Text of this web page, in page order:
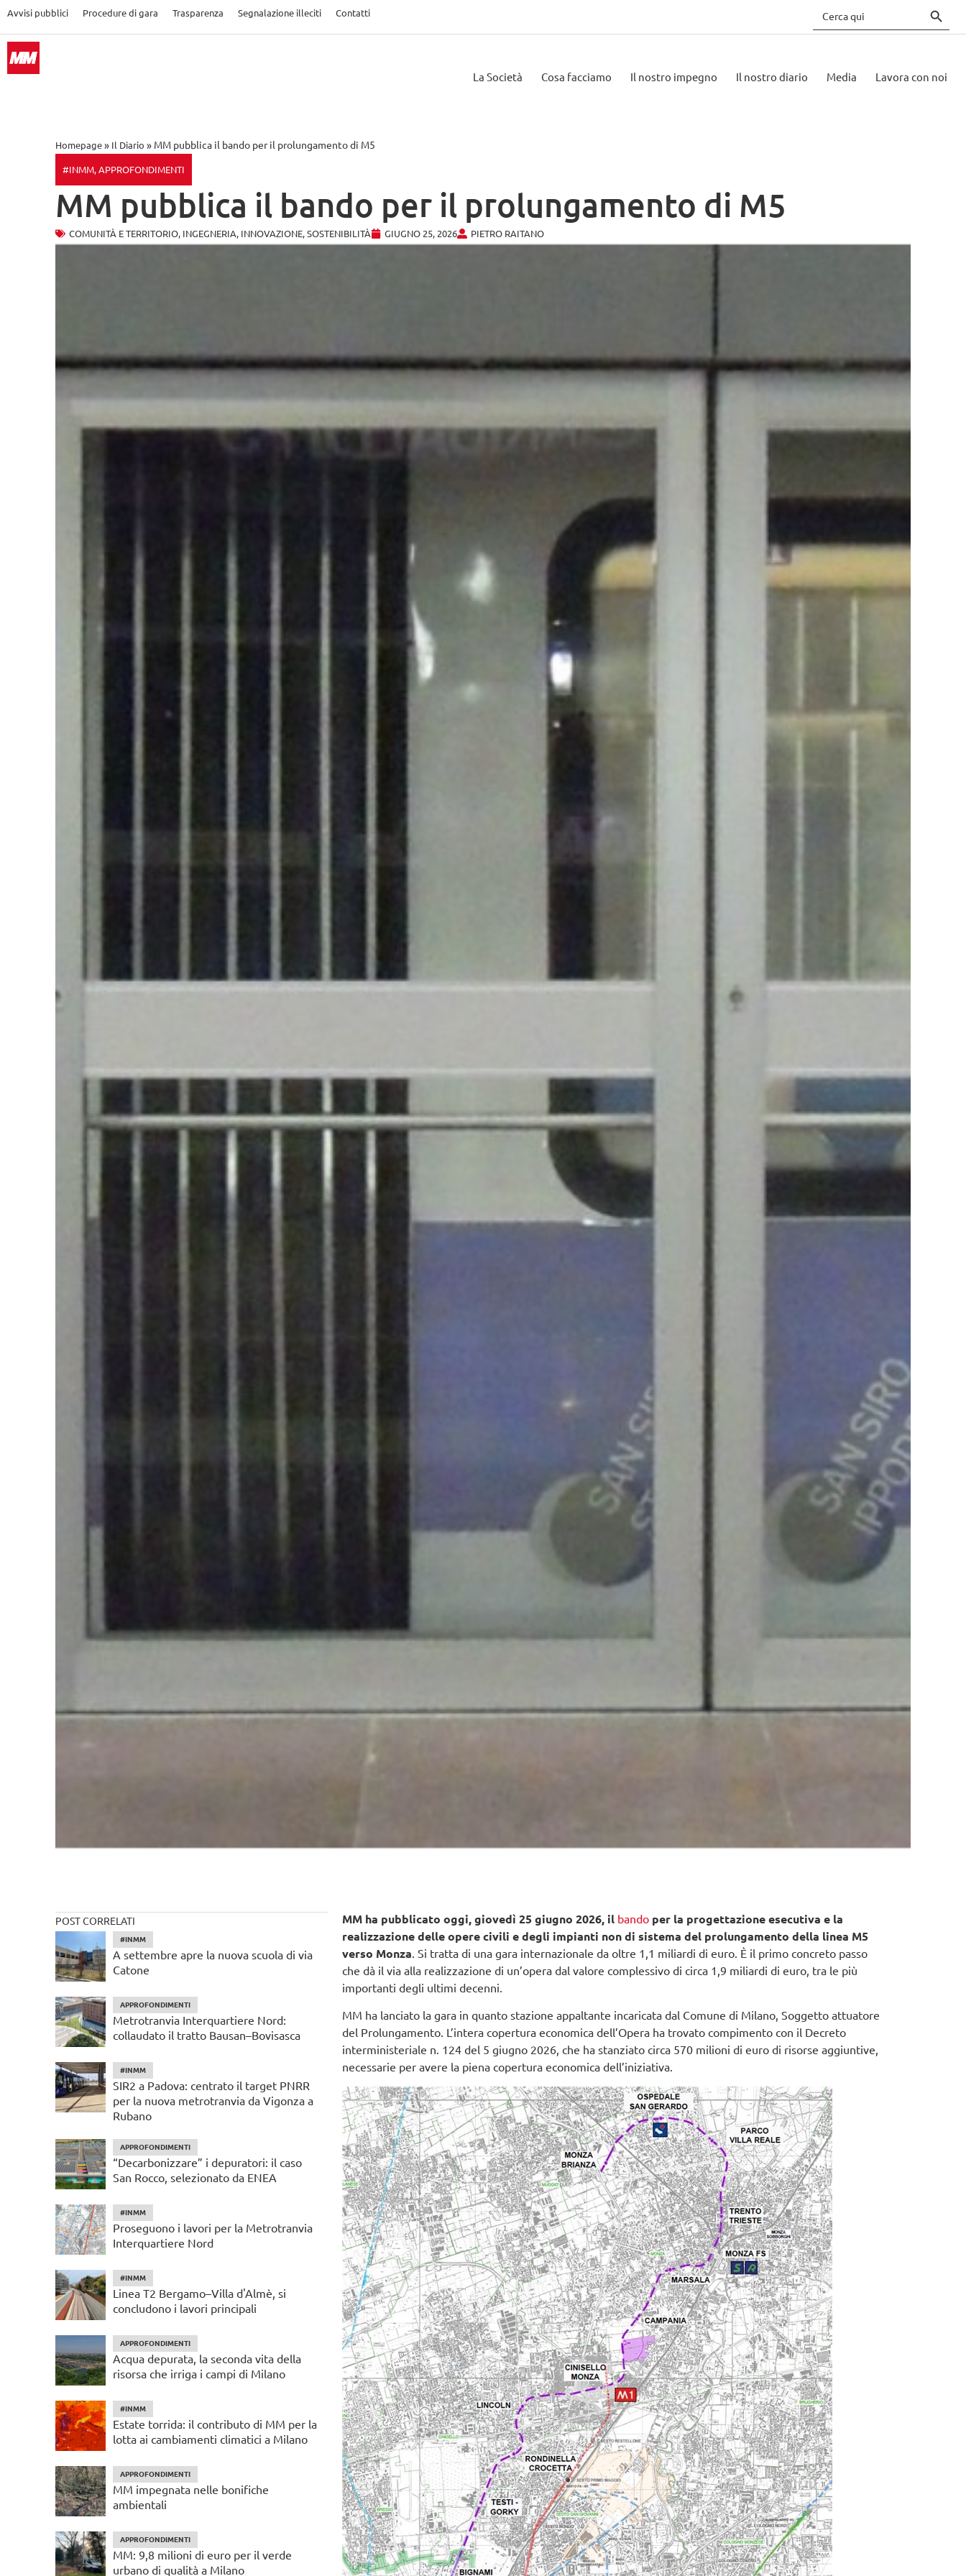
Avvisi pubblici Procedure di gara Trasparenza Segnalazione illeciti Contatti
for:
La Società Cosa facciamo Il nostro impegno Il nostro diario Media Lavora con noi
Homepage » Il Diario » MM pubblica il bando per il prolungamento di M5
#INMM,APPROFONDIMENTI
MM pubblica il bando per il prolungamento di M5
COMUNITÀ E TERRITORIO, INGEGNERIA, INNOVAZIONE,SOSTENIBILITÀ GIUGNO 25, 2026 PIETRO RAITANO
POST CORRELATI
#INMM
A settembre apre la nuova scuola di via
Catone
APPROFONDIMENTI
Metrotranvia Interquartiere Nord:
collaudato il tratto Bausan–Bovisasca
#INMM
SIR2 a Padova: centrato il target PNRR
per la nuova metrotranvia da Vigonza a
Rubano
APPROFONDIMENTI
“Decarbonizzare” i depuratori: il caso
San Rocco, selezionato da ENEA
#INMM
Proseguono i lavori per la Metrotranvia
Interquartiere Nord
#INMM
Linea T2 Bergamo–Villa d'Almè, si
concludono i lavori principali
APPROFONDIMENTI
Acqua depurata, la seconda vita della
risorsa che irriga i campi di Milano
#INMM
Estate torrida: il contributo di MM per la
lotta ai cambiamenti climatici a Milano
APPROFONDIMENTI
MM impegnata nelle bonifiche
ambientali
APPROFONDIMENTI
MM: 9,8 milioni di euro per il verde
urbano di qualità a Milano
MM ha pubblicato oggi, giovedì 25 giugno 2026, il bando per la progettazione esecutiva e la
realizzazione delle opere civili e degli impianti non di sistema del prolungamento della linea M5
verso Monza . Si tratta di una gara internazionale da oltre 1,1 miliardi di euro. È il primo concreto passo
che dà il via alla realizzazione di un’opera dal valore complessivo di circa 1,9 miliardi di euro, tra le più
importanti degli ultimi decenni.
MM ha lanciato la gara in quanto stazione appaltante incaricata dal Comune di Milano, Soggetto attuatore
del Prolungamento. L’intera copertura economica dell’Opera ha trovato compimento con il Decreto
interministeriale n. 124 del 5 giugno 2026, che ha stanziato circa 570 milioni di euro di risorse aggiuntive,
necessarie per avere la piena copertura economica dell’iniziativa.